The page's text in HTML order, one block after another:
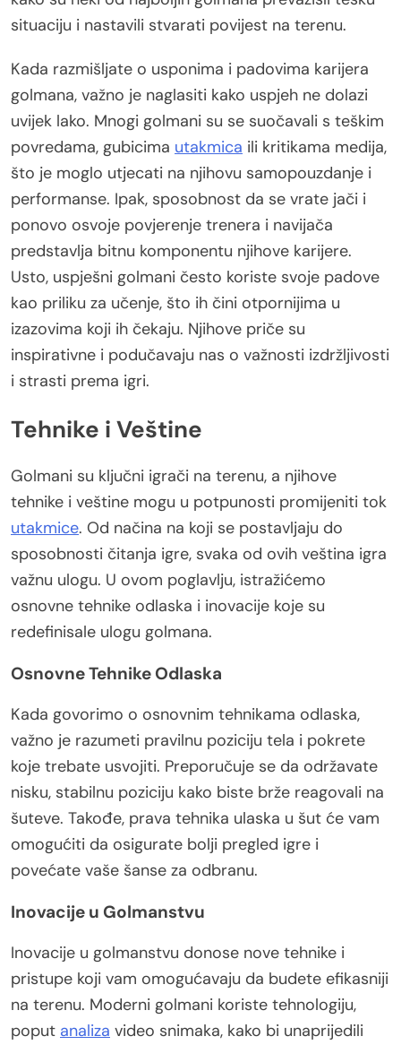
situaciju i nastavili stvarati povijest na terenu.
Kada razmišljate o usponima i padovima karijera
golmana, važno je naglasiti kako uspjeh ne dolazi
uvijek lako. Mnogi golmani su se suočavali s teškim
povredama, gubicima utakmica ili kritikama medija,
što je moglo utjecati na njihovu samopouzdanje i
performanse. Ipak, sposobnost da se vrate jači i
ponovo osvoje povjerenje trenera i navijača
predstavlja bitnu komponentu njihove karijere.
Usto, uspješni golmani često koriste svoje padove
kao priliku za učenje, što ih čini otpornijima u
izazovima koji ih čekaju. Njihove priče su
inspirativne i podučavaju nas o važnosti izdržljivosti
i strasti prema igri.
Tehnike i Veštine
Golmani su ključni igrači na terenu, a njihove
tehnike i veštine mogu u potpunosti promijeniti tok
utakmice. Od načina na koji se postavljaju do
sposobnosti čitanja igre, svaka od ovih veština igra
važnu ulogu. U ovom poglavlju, istražićemo
osnovne tehnike odlaska i inovacije koje su
redefinisale ulogu golmana.
Osnovne Tehnike Odlaska
Kada govorimo o osnovnim tehnikama odlaska,
važno je razumeti pravilnu poziciju tela i pokrete
koje trebate usvojiti. Preporučuje se da održavate
nisku, stabilnu poziciju kako biste brže reagovali na
šuteve. Takođe, prava tehnika ulaska u šut će vam
omogućiti da osigurate bolji pregled igre i
povećate vaše šanse za odbranu.
Inovacije u Golmanstvu
Inovacije u golmanstvu donose nove tehnike i
pristupe koji vam omogućavaju da budete efikasniji
na terenu. Moderni golmani koriste tehnologiju,
poput analiza video snimaka, kako bi unaprijedili